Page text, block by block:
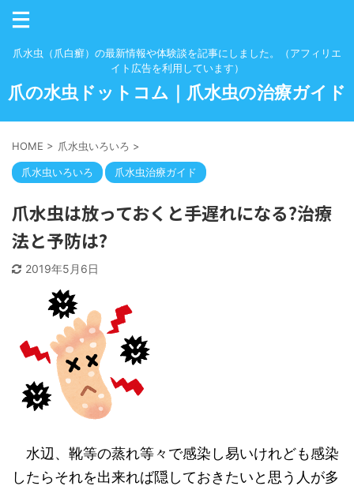
爪水虫（爪白癬）の最新情報や体験談を記事にしました。（アフィリエ
イト広告を利用しています）
爪の水虫ドットコム｜爪水虫の治療ガイド
HOME > 爪水虫いろいろ >
爪水虫いろいろ 爪水虫治療ガイド
爪水虫は放っておくと手遅れになる?治療
法と予防は?
2019年5月6日
水辺、靴等の蒸れ等々で感染し易いけれども感染
したらそれを出来れば隠しておきたいと思う人が多